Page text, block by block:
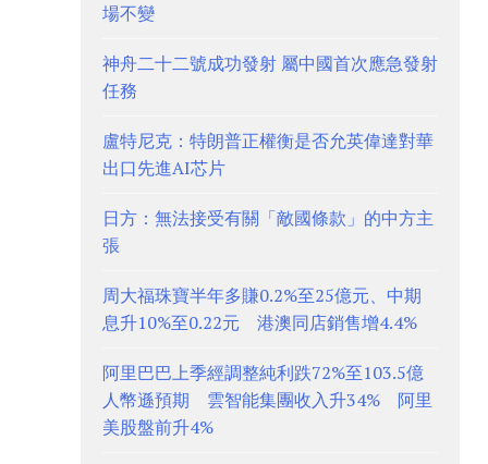
場不變
神舟二十二號成功發射 屬中國首次應急發射
任務
盧特尼克：特朗普正權衡是否允英偉達對華
出口先進AI芯片
日方：無法接受有關「敵國條款」的中方主
張
周大福珠寶半年多賺0.2%至25億元、中期
息升10%至0.22元 港澳同店銷售增4.4%
阿里巴巴上季經調整純利跌72%至103.5億
人幣遜預期 雲智能集團收入升34% 阿里
美股盤前升4%